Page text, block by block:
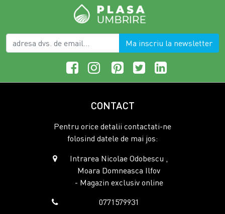
Ma inscriu la newsletter
CONTACT
Pentru orice detalii contactati-ne
folosind datele de mai jos:
Intrarea Nicolae Odobescu ,
Moara Domneasca Ilfov
- Magazin exclusiv online
0771579931